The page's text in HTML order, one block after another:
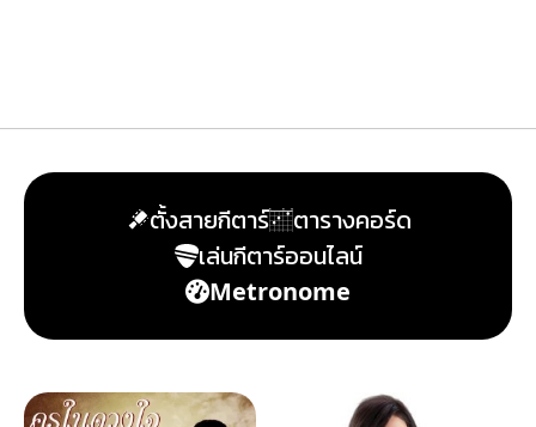
ตั้งสายกีตาร์
ตารางคอร์ด
เล่นกีตาร์ออนไลน์
Metronome